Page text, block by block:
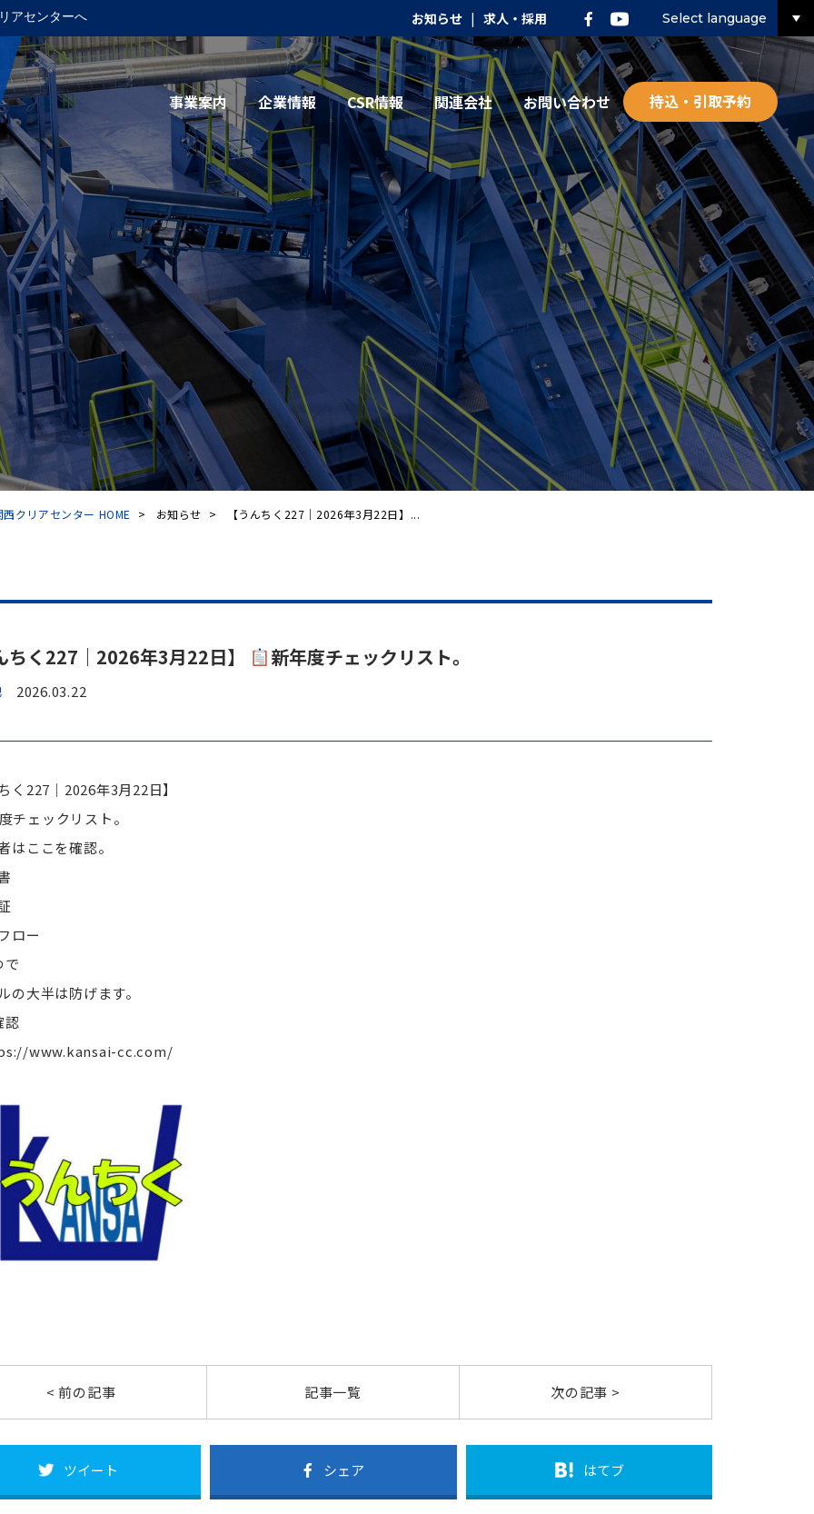
アセンターへ お知らせ | 求人・採用 Select language
事業案内 企業情報 CSR情報 関連会社 お問い合わせ 持込・引取予約
クリアセンター HOME > お知らせ > 【うんちく227｜2026年3月22日】...
ちく227｜2026年3月22日】 新年度チェックリスト。
2026.03.22
く227｜2026年3月22日】
チェックリスト。
はここを確認。
ロー
で
の大半は防げます。
認
www.kansai-cc.com/
< 前の記事 記事一覧 次の記事 >
ツイート シェア はてブ